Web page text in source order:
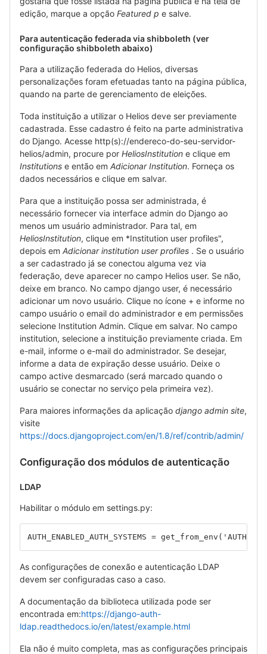
edição, marque a opção Featured p e salve.
Para autenticação federada via shibboleth (ver
configuração shibboleth abaixo)
Para a utilização federada do Helios, diversas
personalizações foram efetuadas tanto na página pública,
quando na parte de gerenciamento de eleições.
Toda instituição a utilizar o Helios deve ser previamente
cadastrada. Esse cadastro é feito na parte administrativa
do Django. Acesse http(s)://endereco-do-seu-servidor-
helios/admin, procure por HeliosInstitution e clique em
Institutions e então em Adicionar Institution. Forneça os
dados necessários e clique em salvar.
Para que a instituição possa ser administrada, é
necessário fornecer via interface admin do Django ao
menos um usuário administrador. Para tal, em
HeliosInstitution, clique em *Institution user profiles",
depois em Adicionar institution user profiles . Se o usuário
a ser cadastrado já se conectou alguma vez via
federação, deve aparecer no campo Helios user. Se não,
deixe em branco. No campo django user, é necessário
adicionar um novo usuário. Clique no ícone + e informe no
campo usuário o email do administrador e em permissões
selecione Institution Admin. Clique em salvar. No campo
institution, selecione a instituição previamente criada. Em
e-mail, informe o e-mail do administrador. Se desejar,
informe a data de expiração desse usuário. Deixe o
campo active desmarcado (será marcado quando o
usuário se conectar no serviço pela primeira vez).
Para maiores informações da aplicação django admin site,
visite
https://docs.djangoproject.com/en/1.8/ref/contrib/admin/
Configuração dos módulos de autenticação
LDAP
Habilitar o módulo em settings.py:
AUTH_ENABLED_AUTH_SYSTEMS =
As configurações de conexão e autenticação LDAP
devem ser configuradas caso a caso.
A documentação da biblioteca utilizada pode ser
encontrada em:https://django-auth-
ldap.readthedocs.io/en/latest/example.html
Ela não é muito completa, mas as configurações principais